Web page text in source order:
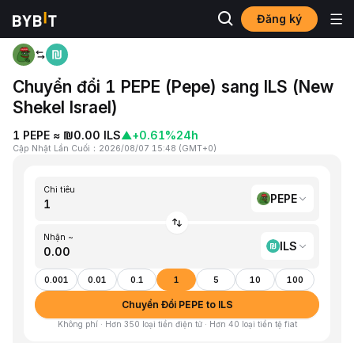
Đăng ký
Trang chủ
Chuyển đổi 1 PEPE (Pepe) sang ILS (New
Shekel Israel)
1 PEPE ≈ ₪0.00 ILS▲+0.61%24h
Cập Nhật Lần Cuối ： 2026/08/07 15:48 (GMT+0)
Chi tiêu
PEPE
Nhận ~
ILS
0.001 0.01 0.1 1 5 10 100
Chuyển Đổi PEPE to ILS
Không phí · Hơn 350 loại tiền điện tử · Hơn 40 loại tiền tệ fiat